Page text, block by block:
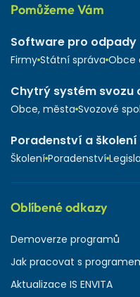
Pomůžeme Vám
Software pro odpady
Firmy Státní správa Obce
Chytrý systém svozu
Obce, města Svozové
Poradenství a školení
Školení Poradenství
Oblíbené odkazy
Demoverze programů
Jak pracovat s
Aktualizace IS ENVITA